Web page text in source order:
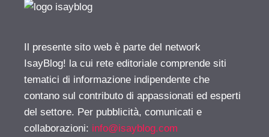
Il presente sito web è parte del network
IsayBlog! la cui rete editoriale comprende siti
tematici di informazione indipendente che
contano sul contributo di appassionati ed esperti
del settore. Per pubblicità, comunicati e
collaborazioni: info@isayblog.com